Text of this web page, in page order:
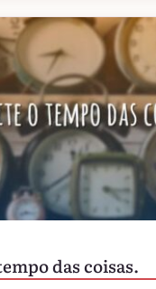
das coisas.